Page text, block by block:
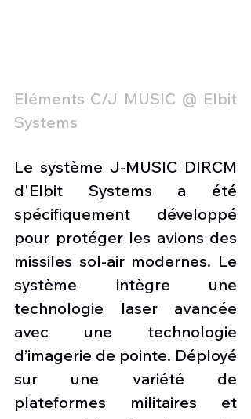
Eléments C/J MUSIC @ Elbit
Systems
Le système J-MUSIC DIRCM
d'Elbit Systems a été
spécifiquement développé
pour protéger les avions des
missiles sol-air modernes. Le
système intègre une
technologie laser avancée
avec une technologie
d’imagerie de pointe. Déployé
sur une variété de
plateformes militaires et